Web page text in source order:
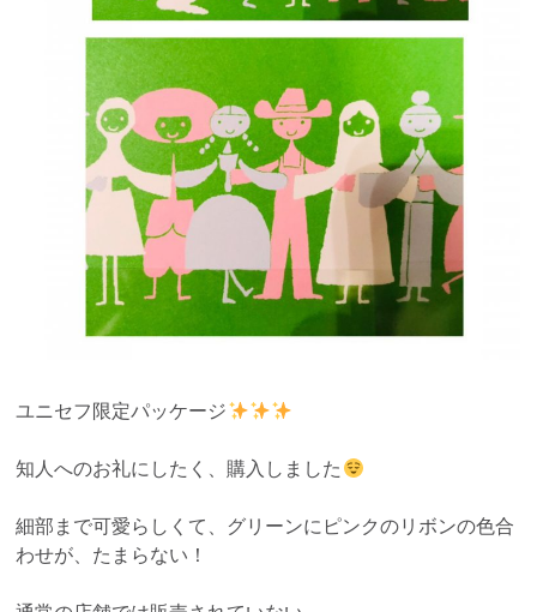
ユニセフ限定パッケージ
知人へのお礼にしたく、購入しました
細部まで可愛らしくて、グリーンにピンクのリボンの色合
わせが、たまらない！